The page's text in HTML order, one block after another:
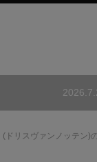
(ドリスヴァンノッテン)